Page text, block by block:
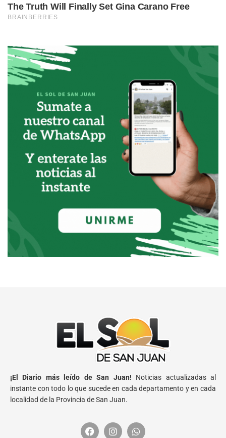
¡El Diario más leído de San Juan! Noticias actualizadas al
instante con todo lo que sucede en cada departamento y en cada
localidad de la Provincia de San Juan.